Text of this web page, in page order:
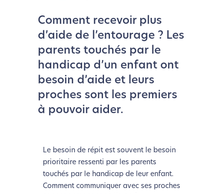
Comment recevoir plus
d’aide de l’entourage ? Les
parents touchés par le
handicap d’un enfant ont
besoin d’aide et leurs
proches sont les premiers
à pouvoir aider.
Le besoin de répit est souvent le besoin
prioritaire ressenti par les parents
touchés par le handicap de leur enfant.
Comment communiquer avec ses proches